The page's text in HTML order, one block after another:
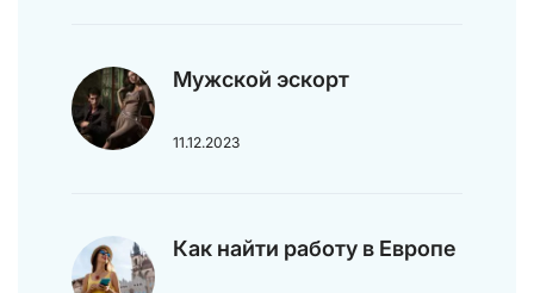
Мужской эскорт
11.12.2023
Как найти работу в Европе